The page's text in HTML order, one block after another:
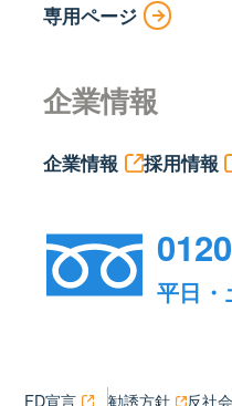
専用ページ
企業情報
企業情報 採用情報
平日
FD宣言 勧誘方針 反社